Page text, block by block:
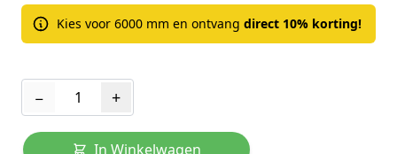
Kies voor 6000 mm en ontvang direct 10% korting!
− +
In Winkelwagen